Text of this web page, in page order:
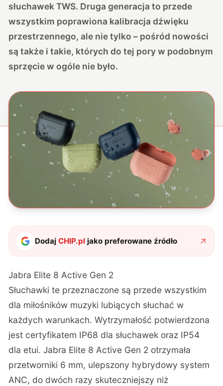
słuchawek TWS. Druga generacja to przede
wszystkim poprawiona kalibracja dźwięku
przestrzennego, ale nie tylko – pośród nowości
są także i takie, których do tej pory w podobnym
sprzęcie w ogóle nie było.
DodajCHIP.pl jako preferowane źródło
Jabra Elite 8 Active Gen 2
Słuchawki te przeznaczone są przede wszystkim
dla miłośników muzyki lubiących słuchać w
każdych warunkach. Wytrzymałość potwierdzona
jest certyfikatem IP68 dla słuchawek oraz IP54
dla etui. Jabra Elite 8 Active Gen 2 otrzymała
przetworniki 6 mm, ulepszony hybrydowy system
ANC, do dwóch razy skuteczniejszy niż